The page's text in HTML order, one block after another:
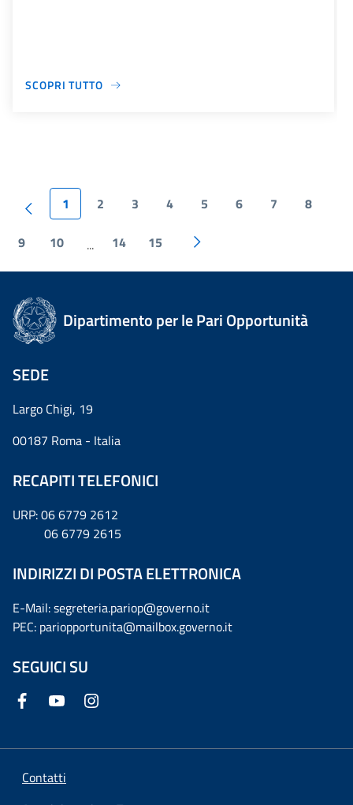
SCOPRI TUTTO
1 2 3 4 5 6 7 8
9 10 ... 14 15
Dipartimento per le Pari Opportunità
SEDE
Largo Chigi, 19
00187 Roma - Italia
RECAPITI TELEFONICI
URP: 06 6779 2612
06 6779 2615
INDIRIZZI DI POSTA ELETTRONICA
E-Mail: segreteria.pariop@governo.it
PEC: pariopportunita@mailbox.governo.it
SEGUICI SU
Contatti